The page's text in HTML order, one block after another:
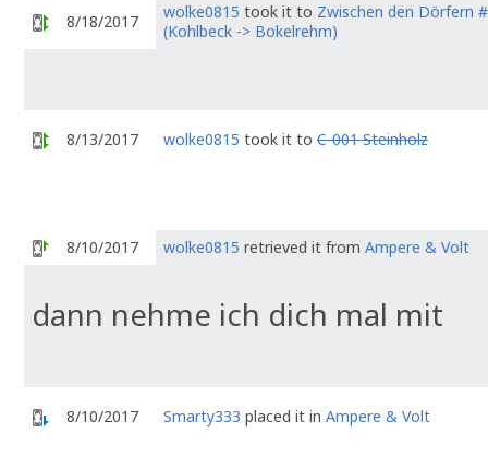
8/18/2017 wolke0815 took it to Zwischen den Dörfern
(Kohlbeck -> Bokelrehm)
8/13/2017 wolke0815 took it to C-001 Steinholz
8/10/2017 wolke0815 retrieved it from Ampere & Volt
dann nehme ich dich mal mit
8/10/2017 Smarty333 placed it in Ampere & Volt